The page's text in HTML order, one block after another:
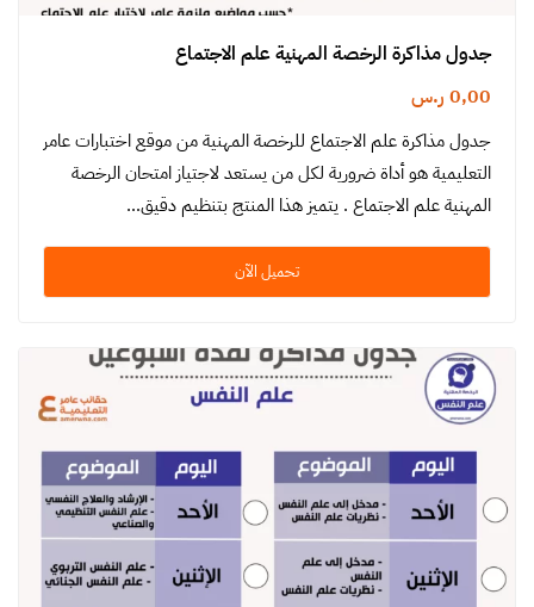
جدول مذاكرة الرخصة المهنية علم الاجتماع
0,00 ر.س
جدول مذاكرة علم الاجتماع للرخصة المهنية من موقع اختبارات عامر
التعليمية هو أداة ضرورية لكل من يستعد لاجتياز امتحان الرخصة
المهنية علم الاجتماع . يتميز هذا المنتج بتنظيم دقيق…
تحميل الآن